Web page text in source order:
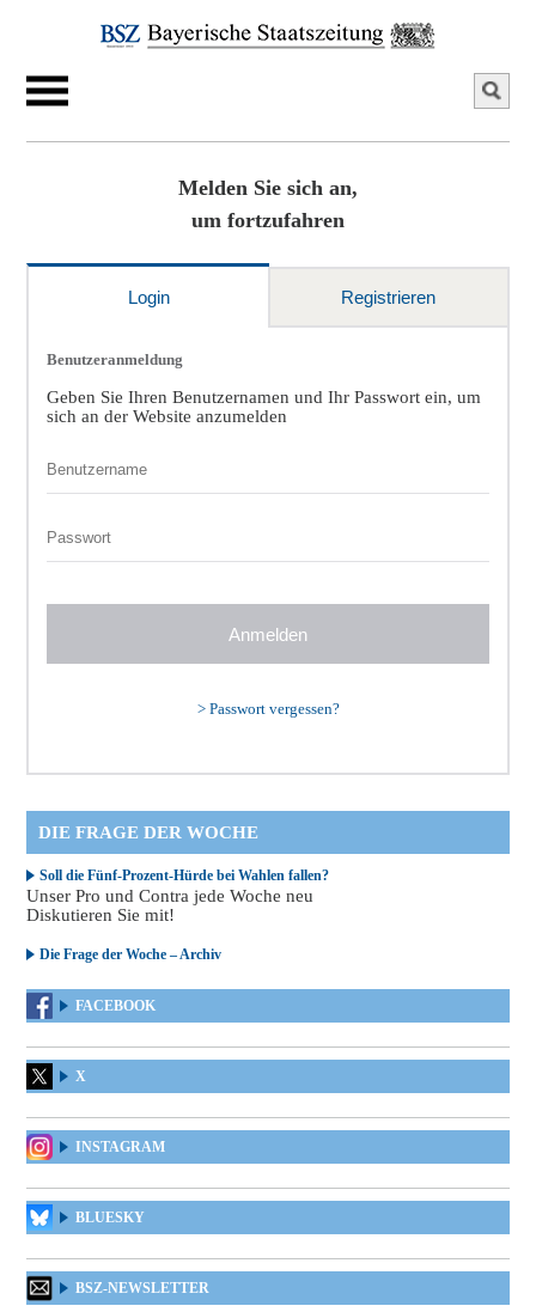
Melden Sie sich an,
um fortzufahren
Login Registrieren
Benutzeranmeldung
Geben Sie Ihren Benutzernamen und Ihr Passwort ein, um
sich an der Website anzumelden
> Passwort vergessen?
DIE FRAGE DER WOCHE
Soll die Fünf-Prozent-Hürde bei Wahlen fallen?
Unser Pro und Contra jede Woche neu
Diskutieren Sie mit!
Die Frage der Woche – Archiv
FACEBOOK
X
INSTAGRAM
BLUESKY
BSZ-NEWSLETTER